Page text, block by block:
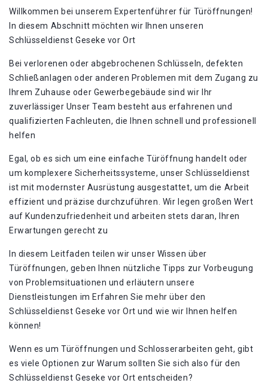
Willkommen bei unserem Expertenführer für Türöffnungen!
In diesem Abschnitt möchten wir Ihnen unseren
Schlüsseldienst Geseke vor Ort
Bei verlorenen oder abgebrochenen Schlüsseln, defekten
Schließanlagen oder anderen Problemen mit dem Zugang zu
Ihrem Zuhause oder Gewerbegebäude sind wir Ihr
zuverlässiger Unser Team besteht aus erfahrenen und
qualifizierten Fachleuten, die Ihnen schnell und professionell
helfen
Egal, ob es sich um eine einfache Türöffnung handelt oder
um komplexere Sicherheitssysteme, unser Schlüsseldienst
ist mit modernster Ausrüstung ausgestattet, um die Arbeit
effizient und präzise durchzuführen. Wir legen großen Wert
auf Kundenzufriedenheit und arbeiten stets daran, Ihren
Erwartungen gerecht zu
In diesem Leitfaden teilen wir unser Wissen über
Türöffnungen, geben Ihnen nützliche Tipps zur Vorbeugung
von Problemsituationen und erläutern unsere
Dienstleistungen im Erfahren Sie mehr über den
Schlüsseldienst Geseke vor Ort und wie wir Ihnen helfen
können!​
Wenn es um Türöffnungen und Schlosserarbeiten geht, gibt
es viele Optionen zur Warum sollten Sie sich also für den
Schlüsseldienst Geseke vor Ort entscheiden?​